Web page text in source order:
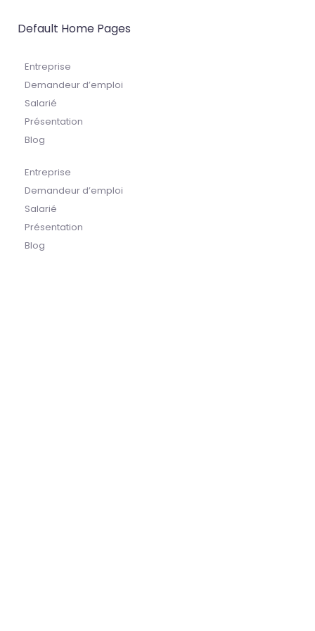
Default Home Pages
Entreprise
Demandeur d’emploi
Salarié
Présentation
Blog
Entreprise
Demandeur d’emploi
Salarié
Présentation
Blog